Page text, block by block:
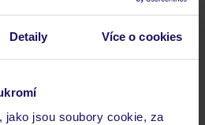
Detaily Více o cookies
jako jsou soubory cookie, za